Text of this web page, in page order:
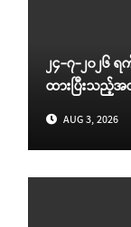
၂၄-၇-၂၀၂
ထားပြီးသည့်
AUG 3, 2026